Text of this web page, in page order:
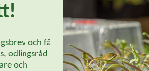
Läs mer...
och få
odlingsråd
och